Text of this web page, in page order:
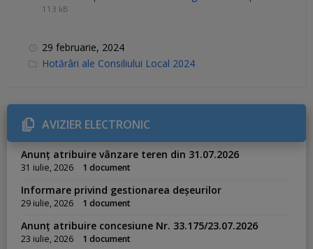
113 kB
29 februarie, 2024
C
r
i
e
s
Hotărâri ale Consiliului Local 2024
AVIZIER ELECTRONIC
Anunț atribuire vânzare teren din 31.07.2026
31 iulie, 2026 1 document
Informare privind gestionarea deșeurilor
29 iulie, 2026 1 document
Anunț atribuire concesiune Nr. 33.175/23.07.2026
23 iulie, 2026 1 document